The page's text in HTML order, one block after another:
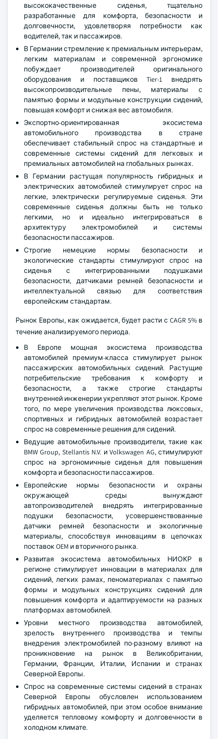
высококачественные сиденья, тщательно
разработанные для комфорта, безопасности и
долговечности, удовлетворяя потребности как
водителей, так и пассажиров.
В Германии стремление к премиальным интерьерам,
легким материалам и современной эргономике
побуждает производителей оригинального
оборудования и поставщиков Tier-1 внедрять
высокопроизводительные пены, материалы с
памятью формы и модульные конструкции сидений,
повышая комфорт и снижая вес автомобиля.
Экспортно-ориентированная экосистема
автомобильного производства в стране
обеспечивает стабильный спрос на стандартные и
современные системы сидений для легковых и
премиальных автомобилей на глобальных рынках.
В Германии растущая популярность гибридных и
электрических автомобилей стимулирует спрос на
легкие, электрически регулируемые сиденья. Эти
современные сиденья должны быть не только
легкими, но и идеально интегрироваться в
архитектуру электромобилей и системы
безопасности пассажиров.
Строгие немецкие нормы безопасности и
экологические стандарты стимулируют спрос на
сиденья с интегрированными подушками
безопасности, датчиками ремней безопасности и
интеллектуальной связью для соответствия
европейским стандартам.
Рынок Европы, как ожидается, будет расти с CAGR 5% в
течение анализируемого периода.
В Европе мощная экосистема производства
автомобилей премиум-класса стимулирует рынок
пассажирских автомобильных сидений. Растущие
потребительские требования к комфорту и
безопасности, а также строгие стандарты
внутренней инженерии укрепляют этот рынок. Кроме
того, по мере увеличения производства люксовых,
спортивных и гибридных автомобилей возрастает
спрос на современные решения для сидений.
Ведущие автомобильные производители, такие как
BMW Group, Stellantis N.V. и Volkswagen AG, стимулируют
спрос на эргономичные сиденья для повышения
комфорта и безопасности пассажиров.
Европейские нормы безопасности и охраны
окружающей среды вынуждают
автопроизводителей внедрять интегрированные
подушки безопасности, усовершенствованные
датчики ремней безопасности и экологичные
материалы, способствуя инновациям в цепочках
поставок OEM и вторичного рынка.
Развитая экосистема автомобильных НИОКР в
регионе стимулирует инновации в материалах для
сидений, легких рамах, пеноматериалах с памятью
формы и модульных конструкциях сидений для
повышения комфорта и адаптируемости на разных
платформах автомобилей.
Уровни местного производства автомобилей,
зрелость внутреннего производства и темпы
внедрения электромобилей по-разному влияют на
проникновение на рынок в Великобритании,
Германии, Франции, Италии, Испании и странах
Северной Европы.
Спрос на современные системы сидений в странах
Северной Европы обусловлен использованием
гибридных автомобилей, при этом особое внимание
уделяется тепловому комфорту и долговечности в
холодном климате.